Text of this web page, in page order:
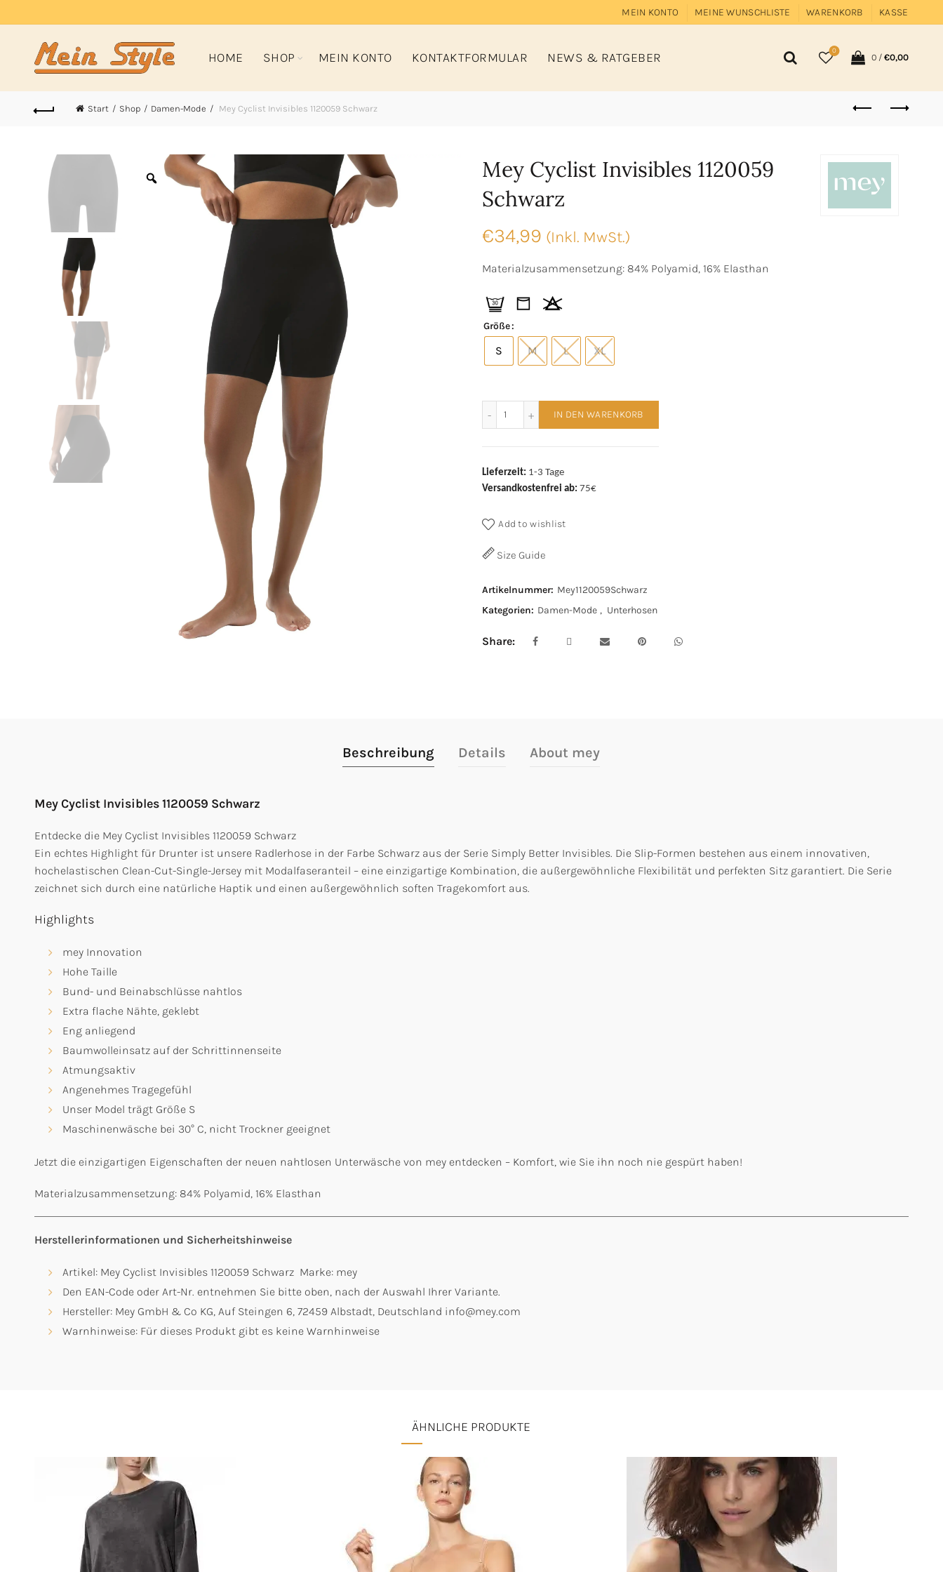
MEIN KONTO MEINE WUNSCHLISTE WARENKORB KASSE
HOME SHOP MEIN KONTO KONTAKTFORMULAR NEWS & RATGEBER 0
0 / €0,00
Start Shop Damen-Mode Mey Cyclist Invisibles 1120059 Schwarz
Mey Cyclist Invisibles 1120059
Schwarz
€34,99 (Inkl. MwSt.)
Materialzusammensetzung: 84% Polyamid, 16% Elasthan
Größe
S M L XL
IN DEN WARENKORB
Lieferzeit: 1-3 Tage
Versandkostenfrei ab: 75€
Add to wishlist
Size Guide
Artikelnummer: Mey1120059Schwarz
Kategorien: Damen-Mode , Unterhosen
Share
Beschreibung Details About mey
Mey Cyclist Invisibles 1120059 Schwarz
Entdecke die Mey Cyclist Invisibles 1120059 Schwarz
Ein echtes Highlight für Drunter ist unsere Radlerhose in der Farbe Schwarz aus der Serie Simply Better Invisibles. Die Slip-Formen bestehen aus einem innovativen,
hochelastischen Clean-Cut-Single-Jersey mit Modalfaseranteil – eine einzigartige Kombination, die außergewöhnliche Flexibilität und perfekten Sitz garantiert. Die Serie
zeichnet sich durch eine natürliche Haptik und einen außergewöhnlich soften Tragekomfort aus.
Highlights
mey Innovation
Hohe Taille
Bund- und Beinabschlüsse nahtlos
Extra flache Nähte, geklebt
Eng anliegend
Baumwolleinsatz auf der Schrittinnenseite
Atmungsaktiv
Angenehmes Tragegefühl
Unser Model trägt Größe S
Maschinenwäsche bei 30° C, nicht Trockner geeignet
Jetzt die einzigartigen Eigenschaften der neuen nahtlosen Unterwäsche von mey entdecken – Komfort, wie Sie ihn noch nie gespürt haben!
Materialzusammensetzung: 84% Polyamid, 16% Elasthan
Herstellerinformationen und Sicherheitshinweise
Artikel: Mey Cyclist Invisibles 1120059 Schwarz Marke: mey
Den EAN-Code oder Art-Nr. entnehmen Sie bitte oben, nach der Auswahl Ihrer Variante.
Hersteller: Mey GmbH & Co KG, Auf Steingen 6, 72459 Albstadt, Deutschland info@mey.com
Warnhinweise: Für dieses Produkt gibt es keine Warnhinweise
ÄHNLICHE PRODUKTE